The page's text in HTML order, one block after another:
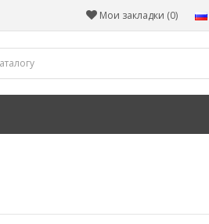
Мои закладки (0)